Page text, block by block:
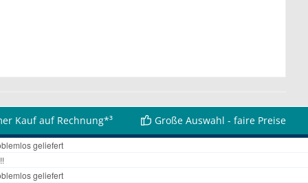
Kauf auf Rechnung*³ Große Auswahl - faire Preise